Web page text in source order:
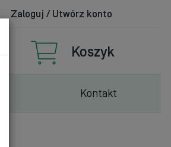
Zaloguj / Utwórz konto
Koszyk
Kontakt